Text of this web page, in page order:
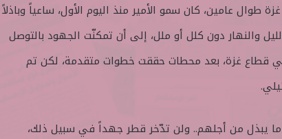
عامين، كان سمو الأمير منذ اليوم الأول، ساعياً وباذلاً
والنهار دون كلل أو ملل، إلى أن تمكنّت الجهود بالتوصل
قطاع غزة، بعد محطات حققت خطوات متقدمة، لكن تم
يبذل من أجلهم.. ولن تدّخر قطر جهداً في سبيل ذلك،